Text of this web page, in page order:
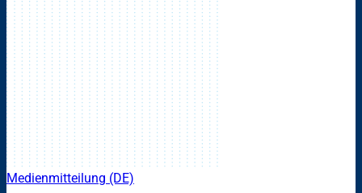
Medienmitteilung (DE)